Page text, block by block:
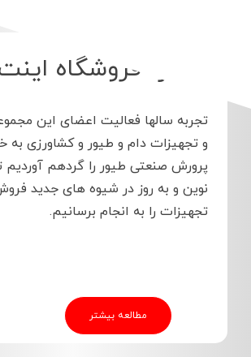
درباره فر |
تجربه سالها فعالیت اعضای این
و تجهیزات دام و طیور و کشاورزی
پرورش صنعتی طیور را گردهم آوردیم
نوین و به روز در شیوه های جدید
تجهیزات را به انجام برسانیم.
مطالعه بیشتر